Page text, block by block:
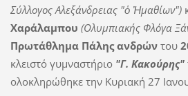
Σύλλογος Αλεξάνδρειας "ὁ Ἠμαθίων")
Χαράλαμπου (Ολυμπιακής Φλόγα
Πρωτάθλημα Πάλης ανδρών του
κλειστό γυμναστήριο"Γ. Κακούρης"
ολοκληρώθηκε την Κυριακή 27